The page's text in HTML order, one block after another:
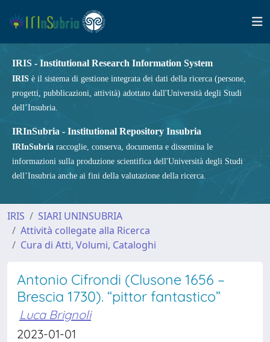
IRIS - Institutional Research Information System
IRIS è il sistema di gestione integrata dei dati della ricerca (persone,
progetti, pubblicazioni, attività) adottato dall'Università degli Studi
dell’Insubria.
IRInSubria - Institutional Repository Insubria
IRInSubria raccoglie, conserva, documenta e dissemina le
informazioni sulla produzione scientifica dell'Università degli Studi
dell’Insubria anche ai fini della valutazione della ricerca.
IRIS
SIARI UNINSUBRIA
Attività collegate alla Ricerca
Cura di Atti, Volumi, Cataloghi
Antonio Cifrondi (Clusone 1656 –
Brescia 1730). “pittor fantastico”
Luca Brignoli
2023-01-01